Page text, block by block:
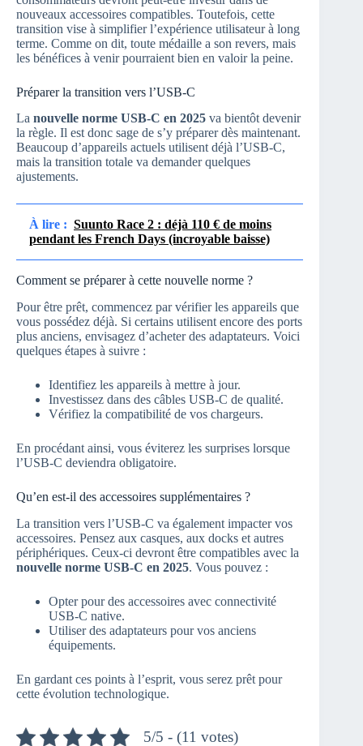
nouveaux accessoires compatibles. Toutefois, cette
transition vise à simplifier l’expérience utilisateur à long
terme. Comme on dit, toute médaille a son revers, mais
les bénéfices à venir pourraient bien en valoir la peine.
Préparer la transition vers l’USB-C
La nouvelle norme USB-C en 2025 va bientôt devenir
la règle. Il est donc sage de s’y préparer dès maintenant.
Beaucoup d’appareils actuels utilisent déjà l’USB-C,
mais la transition totale va demander quelques
ajustements.
À lire : Suunto Race 2 : déjà 110 € de moins
pendant les French Days (incroyable baisse)
Comment se préparer à cette nouvelle norme ?
Pour être prêt, commencez par vérifier les appareils que
vous possédez déjà. Si certains utilisent encore des ports
plus anciens, envisagez d’acheter des adaptateurs. Voici
quelques étapes à suivre :
Identifiez les appareils à mettre à jour.
Investissez dans des câbles USB-C de qualité.
Vérifiez la compatibilité de vos chargeurs.
En procédant ainsi, vous éviterez les surprises lorsque
l’USB-C deviendra obligatoire.
Qu’en est-il des accessoires supplémentaires ?
La transition vers l’USB-C va également impacter vos
accessoires. Pensez aux casques, aux docks et autres
périphériques. Ceux-ci devront être compatibles avec la
nouvelle norme USB-C en 2025. Vous pouvez :
Opter pour des accessoires avec connectivité
USB-C native.
Utiliser des adaptateurs pour vos anciens
équipements.
En gardant ces points à l’esprit, vous serez prêt pour
cette évolution technologique.
5/5 - (11 votes)